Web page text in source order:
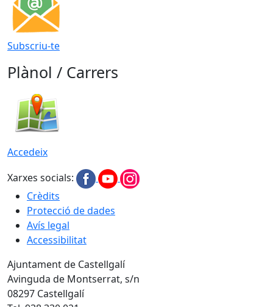
Subscriu-te
Plànol / Carrers
Accedeix
Xarxes socials:
Crèdits
Protecció de dades
Avís legal
Accessibilitat
Ajuntament de Castellgalí
Avinguda de Montserrat, s/n
08297 Castellgalí